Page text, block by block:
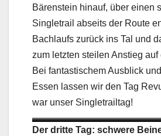
Bärenstein hinauf, über einen
Singletrail abseits der Route
Bachlaufs zurück ins Tal und
zum letzten steilen Anstieg auf
Bei fantastischem Ausblick
Essen lassen wir den Tag
war unser Singletrailtag!
Abendstimmung
Ziegen
Singletrailabfahrt
Der dritte Tag: schwere